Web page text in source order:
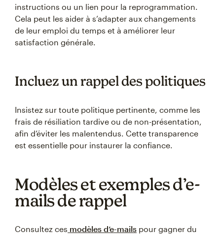
instructions ou un lien pour la reprogrammation.
Cela peut les aider à s’adapter aux changements
de leur emploi du temps et à améliorer leur
satisfaction générale.
Incluez un rappel des politiques
Insistez sur toute politique pertinente, comme les
frais de résiliation tardive ou de non-présentation,
afin d’éviter les malentendus. Cette transparence
est essentielle pour instaurer la confiance.
Modèles et exemples d’e-
mails de rappel
Consultez ces modèles d’e-mails pour gagner du